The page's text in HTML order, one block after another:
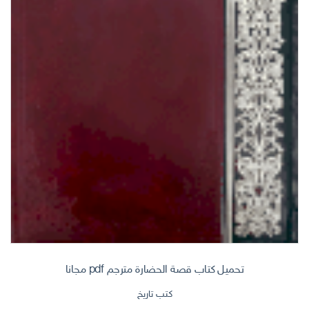
تحميل كتاب قصة الحضارة مترجم pdf مجانا
كتب تاريخ